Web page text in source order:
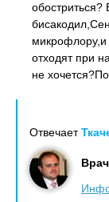
микрофлору,и
отходят при
не
Отвечает